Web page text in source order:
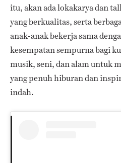
itu, akan ada lokakarya dan
yang berkualitas, serta
anak-anak bekerja sama
kesempatan sempurna bagi
musik, seni, dan alam untuk
yang penuh hiburan dan
indah.